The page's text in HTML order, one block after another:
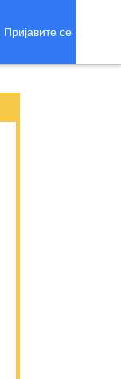
Пријавите се